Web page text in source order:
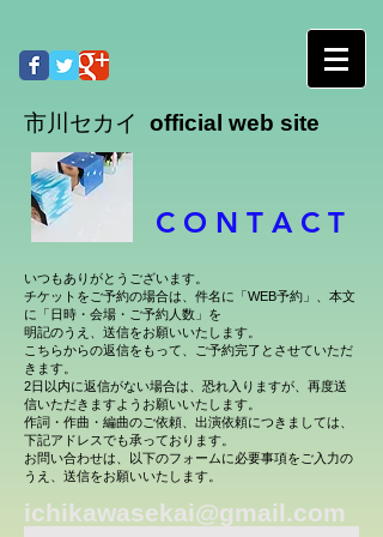
市川セカイ official web site
​C O N T A C T
いつもありがとうございます。
チケットをご予約の場合は、件名に「WEB予約」、本文
に「日時・会場・ご予約人数」を
明記のうえ、送信をお願いいたします。
こちらからの返信をもって、ご予約完了とさせていただ
きます。
2日以内に返信がない場合は、恐れ入りますが、再度送
信いただきますようお願いいたします。
作詞・作曲・編曲のご依頼、出演依頼につきましては、
下記アドレスでも承っております。
お問い合わせは、以下のフォームに必要事項をご入力の
うえ、送信をお願いいたします。
ichikawasekai@gmail.com